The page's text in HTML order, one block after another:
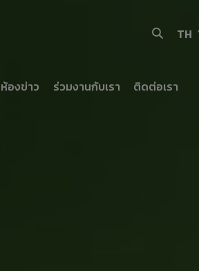
TH
ห้องข่าว ร่วมงานกับเรา ติดต่อเรา